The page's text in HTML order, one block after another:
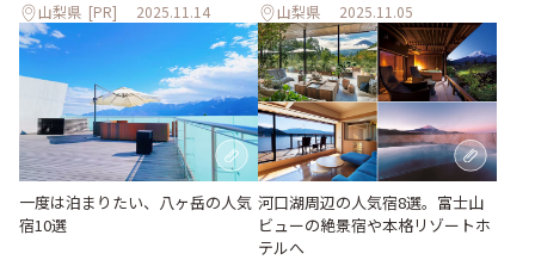
山梨県 [PR] 2025.11.14 山梨県 2025.11.05
一度は泊まりたい、八ヶ岳の人気
宿10選
河口湖周辺の人気宿8選。富士山
ビューの絶景宿や本格リゾートホ
テルへ